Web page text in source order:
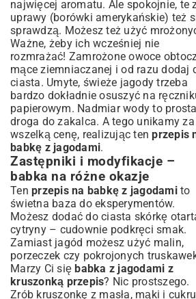
najwięcej aromatu. Ale spokojnie, te
uprawy (borówki amerykańskie) też
sprawdzą. Możesz też użyć
Ważne, żeby ich wcześniej nie
rozmrażać! Zamrożone owoce
mące ziemniaczanej i od razu dodaj
ciasta. Umyte, świeże jagody trzeba
bardzo dokładnie osuszyć na
papierowym. Nadmiar wody to prosta
droga do zakalca. A tego unikamy za
wszelką cenę, realizując tenprzepis
babkę z jagodami.
Zastępniki i modyfikacje –
babka na różne okazje
Ten przepis na babkę z jagodamito
świetna baza do eksperymentów.
Możesz dodać do ciasta skórkę
cytryny – cudownie podkręci smak.
Zamiast jagód możesz użyć malin,
porzeczek czy pokrojonych
Marzy Ci siębabka z jagodami z
kruszonką przepis? Nic prostszego.
Zrób kruszonkę z masła, mąki i